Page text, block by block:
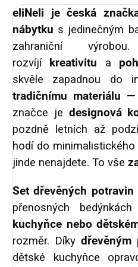
eliNeli je česká
nábytku s jedinečným
zahraniční
rozvíjí kreativitu a
skvěle zapadnou do
tradičnímu materiálu
značce je designová
pozdně letních až
hodí do
jinde nenajdete. To vše
Set dřevěných potravin
přenosných
kuchyňce nebo
rozměr. Díky dřevěným
dětské kuchyňce